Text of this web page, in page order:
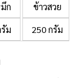
ก
ม
ข้าวสวย
250 กรัม